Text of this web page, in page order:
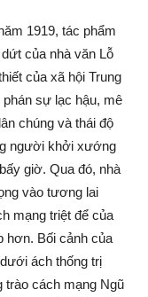
1919, tác phẩm
của nhà văn Lỗ
của xã hội Trung
sự lạc hậu, mê
chúng và thái độ
người khởi xướng
giờ. Qua đó, nhà
vào tương lai
mạng triệt để của
hơn. Bối cảnh của
ách thống trị
trào cách mạng Ngũ